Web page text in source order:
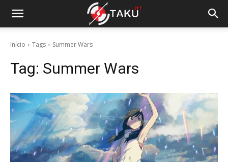
Início Tags Summer Wars
Tag: Summer Wars